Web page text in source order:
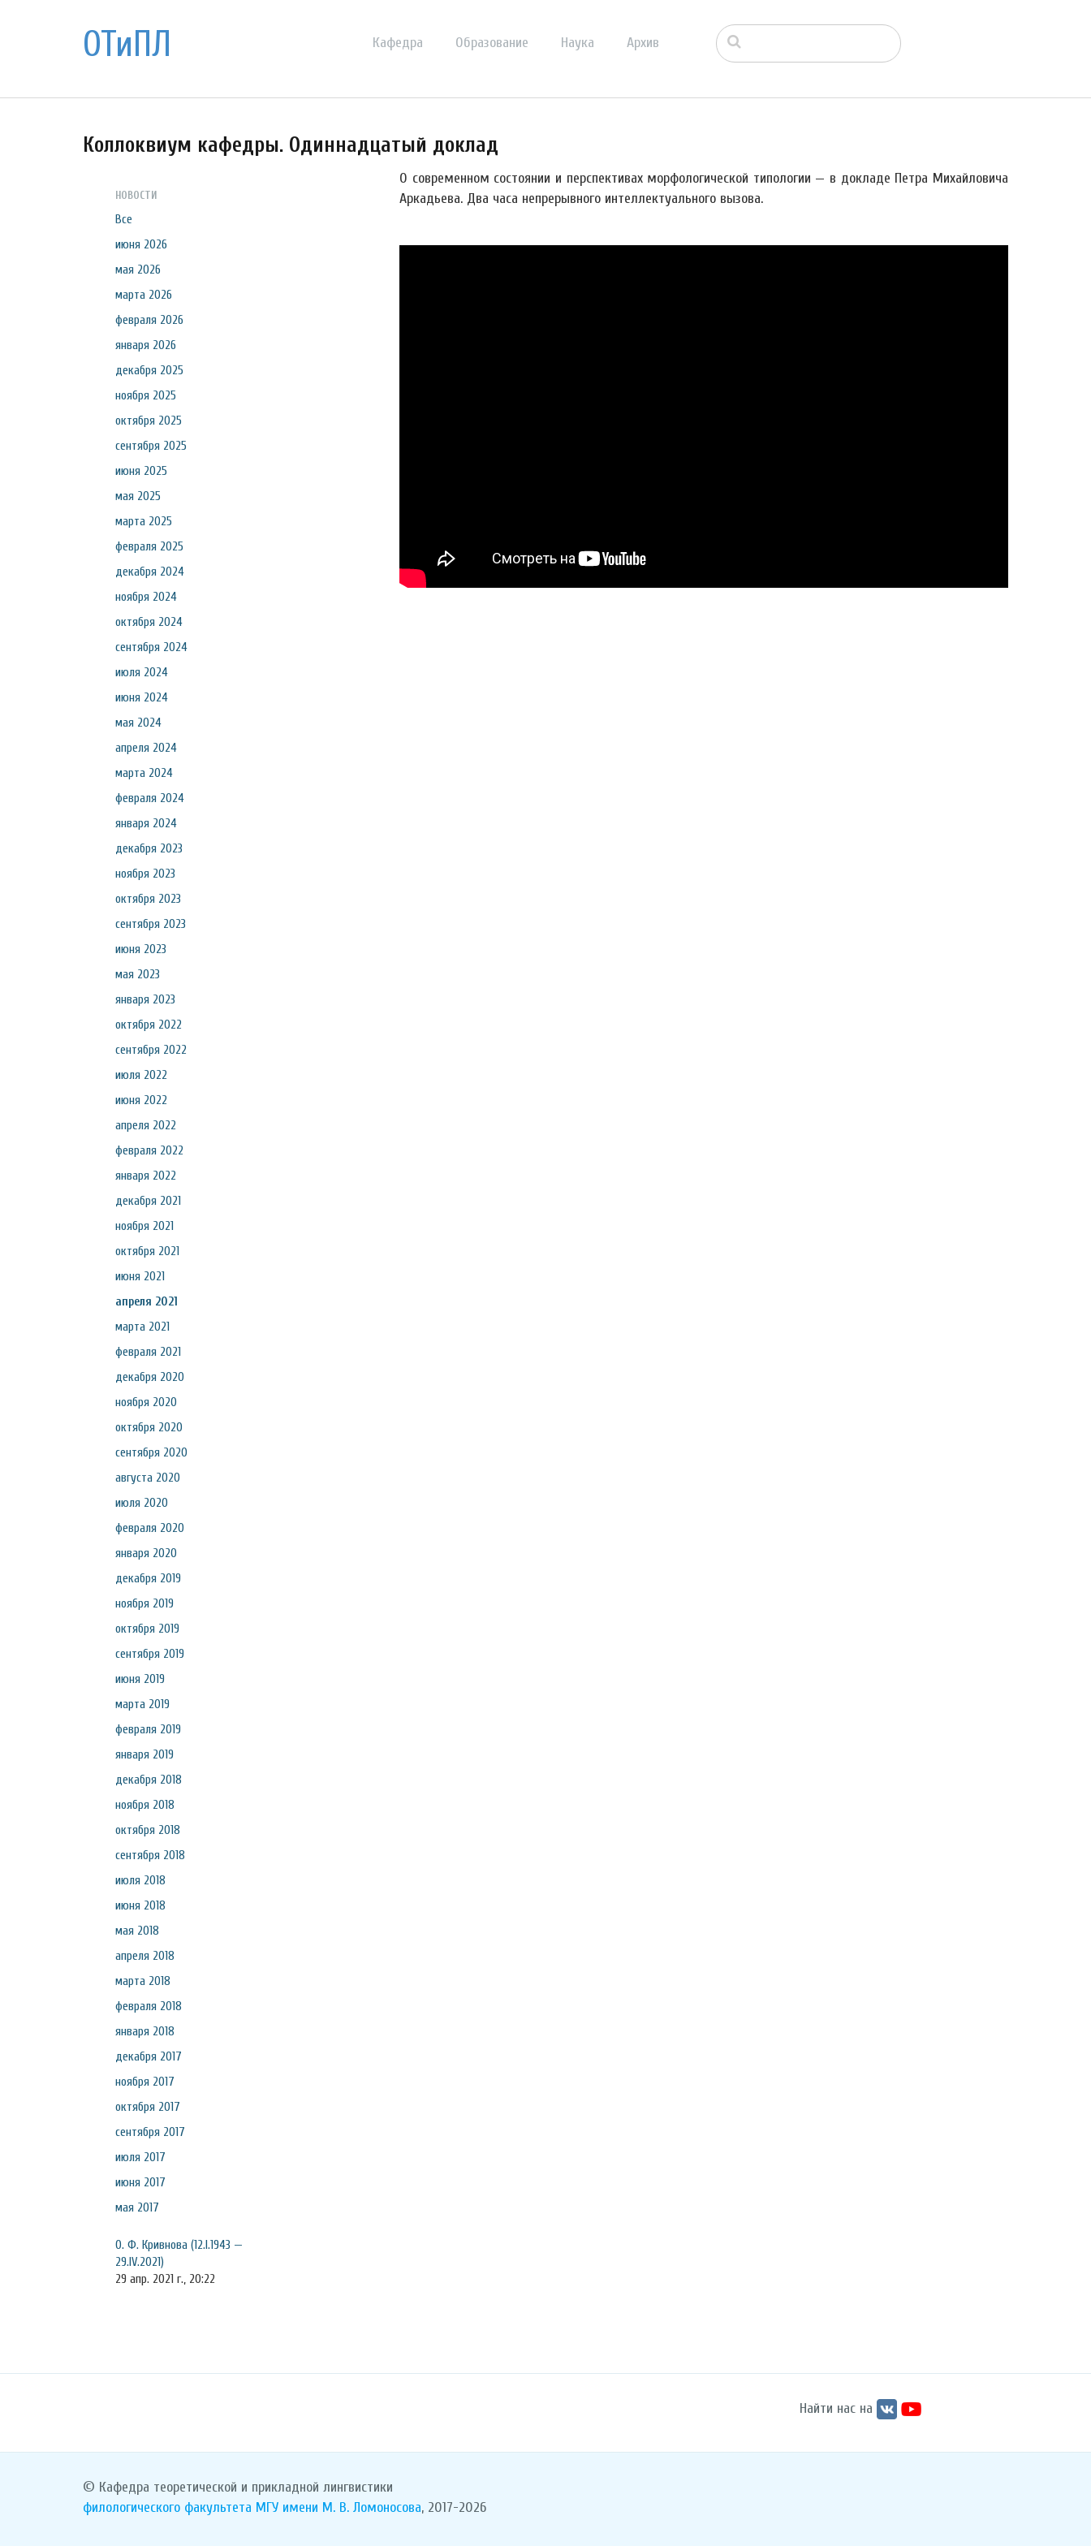
ОТиПЛ Кафедра Образование Наука Архив
Коллоквиум кафедры. Одиннадцатый доклад
НОВОСТИ
Все
июня 2026
мая 2026
марта 2026
февраля 2026
января 2026
декабря 2025
ноября 2025
октября 2025
сентября 2025
июня 2025
мая 2025
марта 2025
февраля 2025
декабря 2024
ноября 2024
октября 2024
сентября 2024
июля 2024
июня 2024
мая 2024
апреля 2024
марта 2024
февраля 2024
января 2024
декабря 2023
ноября 2023
октября 2023
сентября 2023
июня 2023
мая 2023
января 2023
октября 2022
сентября 2022
июля 2022
июня 2022
апреля 2022
февраля 2022
января 2022
декабря 2021
ноября 2021
октября 2021
июня 2021
апреля 2021
марта 2021
февраля 2021
декабря 2020
ноября 2020
октября 2020
сентября 2020
августа 2020
июля 2020
февраля 2020
января 2020
декабря 2019
ноября 2019
октября 2019
сентября 2019
июня 2019
марта 2019
февраля 2019
января 2019
декабря 2018
ноября 2018
октября 2018
сентября 2018
июля 2018
июня 2018
мая 2018
апреля 2018
марта 2018
февраля 2018
января 2018
декабря 2017
ноября 2017
октября 2017
сентября 2017
июля 2017
июня 2017
мая 2017
О. Ф. Кривнова (12.I.1943 —
29.IV.2021)
29 апр. 2021 г., 20:22
О современном состоянии и перспективах морфологической типологии — в докладе Петра Михайловича
Аркадьева. Два часа непрерывного интеллектуального вызова.
Найти нас на
© Кафедра теоретической и прикладной лингвистики
филологического факультета МГУ имени М. В. Ломоносова, 2017-2026